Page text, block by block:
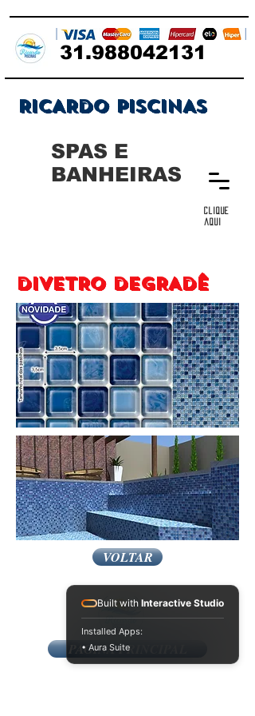
31.988042131
RICARDO PISCINAS
clique
aqui
SPAS E
BANHEIRAS
DIVETRO DEGRADÊ
VOLTAR
PAGINA PRINCIPAL
Built with Interactive Studio
Installed Apps:
• Aura Suite